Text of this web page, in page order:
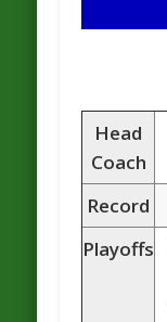
Head
Coach
Record
Playoffs